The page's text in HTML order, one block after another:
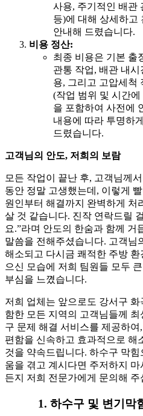
사용, 주기적인 배관
등)에 대해 상세하고
안내해 드렸습니다.
비용 정산:
최종 비용은 기본 출
관통 작업, 배관 내시
용, 그리고 고압세척
(작업 범위 및 시간
을 포함하여 사전에
내용에 따라 투명하
드렸습니다.
고객님의 안도, 저희의 보람
모든 작업이 끝난 후, 고객님께
동안 정말 고생했는데, 이렇게
원인부터 해결까지 완벽하게 처
살 것 같습니다. 진작 연락드릴
요.”라며 안도의 한숨과 함께 거
말씀을 전해주셨습니다. 고객님
해소되고 다시금 쾌적한 주방 환
으신 모습에 저희 팀원들 모두
부심을 느꼈습니다.
저희 업체는 앞으로도 강서구 화
함한 모든 지역의 고객님들께 최
구 문제 해결 서비스를 제공하여
편함을 신속하고 효과적으로 해
것을 약속드립니다. 하수구 막힘
움을 겪고 계시다면 주저하지 마
든지 저희 전문가에게 문의해 주
1. 하수구 및 변기막